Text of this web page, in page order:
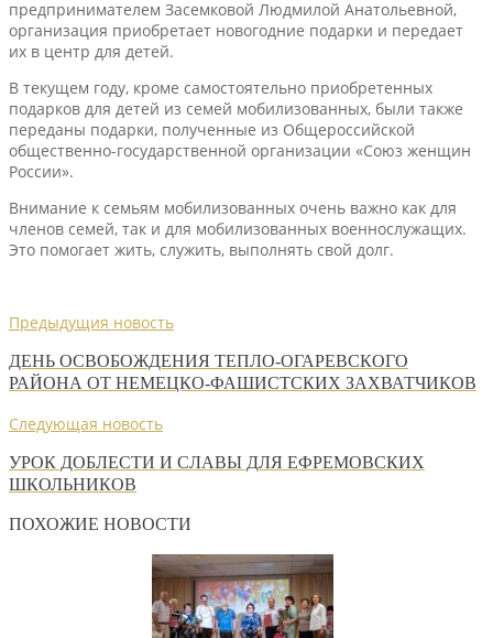
предпринимателем Засемковой Людмилой Анатольевной,
организация приобретает новогодние подарки и передает
их в центр для детей.
В текущем году, кроме самостоятельно приобретенных
подарков для детей из семей мобилизованных, были также
переданы подарки, полученные из Общероссийской
общественно-государственной организации «Союз женщин
России».
Внимание к семьям мобилизованных очень важно как для
членов семей, так и для мобилизованных военнослужащих.
Это помогает жить, служить, выполнять свой долг.
Предыдущия новость
ДЕНЬ ОСВОБОЖДЕНИЯ ТЕПЛО-ОГАРЕВСКОГО
РАЙОНА ОТ НЕМЕЦКО-ФАШИСТСКИХ ЗАХВАТЧИКОВ
Следующая новость
УРОК ДОБЛЕСТИ И СЛАВЫ ДЛЯ ЕФРЕМОВСКИХ
ШКОЛЬНИКОВ
ПОХОЖИЕ НОВОСТИ